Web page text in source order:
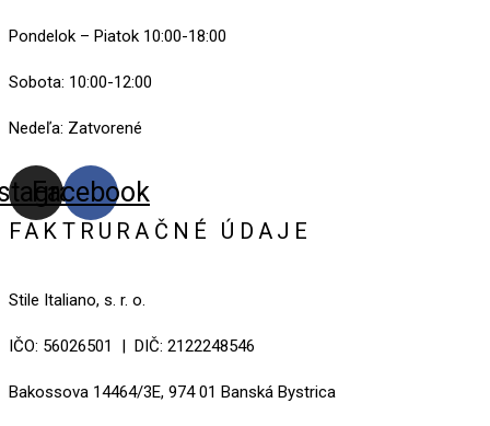
Pondelok – Piatok 10:00-18:00
Sobota: 10:00-12:00
Nedeľa: Zatvorené
Facebook
FAKTRURAČNÉ ÚDAJE
Stile Italiano, s. r. o.
IČO: 56026501 | DIČ: 2122248546
Bakossova 14464/3E, 974 01 Banská Bystrica